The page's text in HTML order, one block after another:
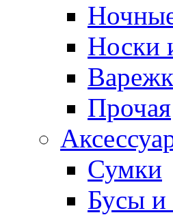
Носки
Прочая
Сумки
Бусы и